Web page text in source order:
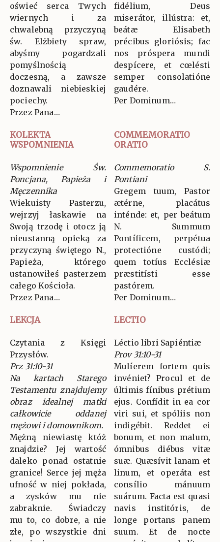
oświeć serca Twych
wiernych i za
chwalebną przyczyną
św. Elżbiety spraw,
abyśmy pogardzali
pomyślnością
doczesną, a zawsze
doznawali niebieskiej
pociechy.
Przez Pana…
fidélium, Deus
miserátor, illústra: et,
beátæ Elisabeth
précibus gloriósis; fac
nos próspera mundi
despícere, et cœlésti
semper consolatióne
gaudére.
Per Dominum…
KOLEKTA
WSPOMNIENIA
COMMEMORATIO
ORATIO
Wspomnienie Św.
Poncjana, Papieża i
Męczennika
Wiekuisty Pasterzu,
wejrzyj łaskawie na
Swoją trzodę i otocz ją
nieustanną opieką za
przyczyną świętego N.,
Papieża, którego
ustanowiłeś pasterzem
całego Kościoła.
Przez Pana…
Commemoratio S.
Pontiani
Gregem tuum, Pastor
ætérne, placátus
inténde: et, per beátum
N. Summum
Pontíficem, perpétua
protectióne custódi;
quem totíus Ecclésiæ
præstitísti esse
pastórem.
Per Dominum…
LEKCJA LECTIO
Czytania z Księgi
Przysłów.
Prz 31:10-31
Na kartach Starego
Testamentu znajdujemy
obraz idealnej matki
całkowicie oddanej
mężowi i domownikom.
Mężną niewiastę któż
znajdzie? Jej wartość
daleko ponad ostatnie
granice! Serce jej męża
ufność w niej pokłada,
a zysków mu nie
zabraknie. Świadczy
mu to, co dobre, a nie
złe, po wszystkie dni
Léctio libri Sapiéntiæ
Prov 31:10-31
Mulíerem fortem quis
invéniet? Procul et de
últimis fínibus prétium
ejus. Confídit in ea cor
viri sui, et spóliis non
indigébit. Reddet ei
bonum, et non malum,
ómnibus diébus vitæ
suæ. Quæsívit lanam et
linum, et operáta est
consílio mánuum
suárum. Facta est quasi
navis institóris, de
longe portans panem
suum. Et de nocte